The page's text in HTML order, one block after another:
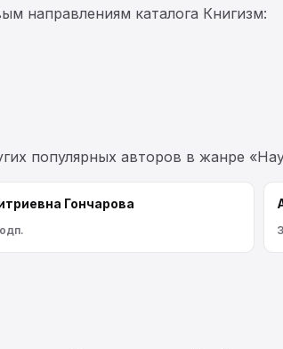
направлениям каталога Книгизм:
популярных авторов в жанре
Гончарова